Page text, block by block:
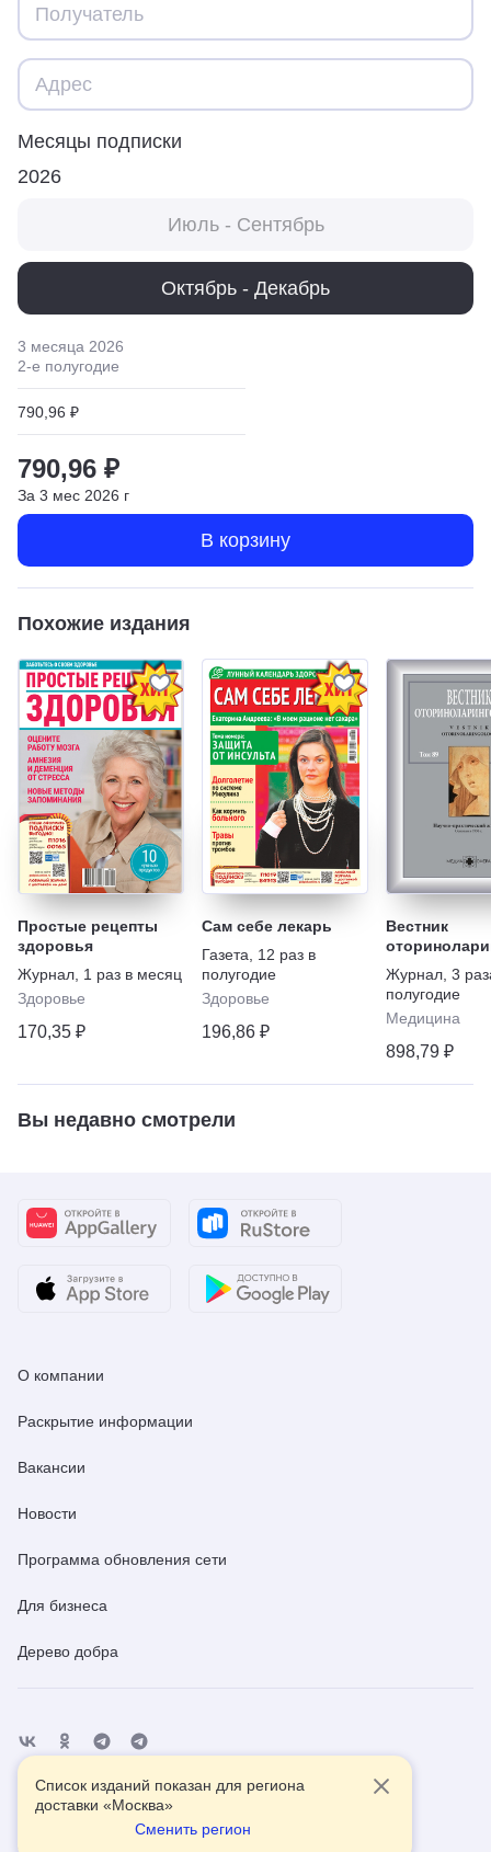
Месяцы подписки
2026
Июль - Сентябрь
Октябрь - Декабрь
3 месяца 2026
2-е полугодие
790,96 ₽
790,96 ₽
За 3 мес 2026 г
В корзину
Похожие издания
Простые рецепты
здоровья
Журнал 1 раз в месяц
Здоровье
170,35 ₽
Сам себе лекарь
Газета
12 раз в
полугодие
Здоровье
196,86 ₽
Вестник
Журнал 3
полугодие
Медицина
898,79 ₽
Вы недавно смотрели
О компании
Раскрытие информации
Вакансии
Новости
Программа обновления сети
Для бизнеса
Дерево добра
Помощь Контакты
Список изданий показан для региона
доставки «Москва»
Сменить регион